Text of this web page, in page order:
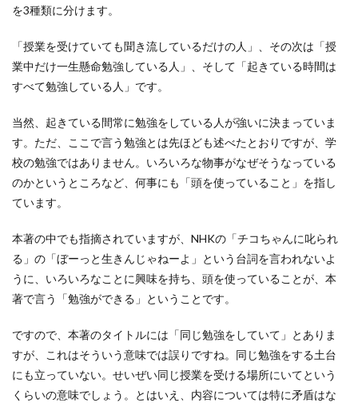
を3種類に分けます。
「授業を受けていても聞き流しているだけの人」、その次は「授
業中だけ一生懸命勉強している人」、そして「起きている時間は
すべて勉強している人」です。
当然、起きている間常に勉強をしている人が強いに決まっていま
す。ただ、ここで言う勉強とは先ほども述べたとおりですが、学
校の勉強ではありません。いろいろな物事がなぜそうなっている
のかというところなど、何事にも「頭を使っていること」を指し
ています。
本著の中でも指摘されていますが、NHKの「チコちゃんに叱られ
る」の「ぼーっと生きんじゃねーよ」という台詞を言われないよ
うに、いろいろなことに興味を持ち、頭を使っていることが、本
著で言う「勉強ができる」ということです。
ですので、本著のタイトルには「同じ勉強をしていて」とありま
すが、これはそういう意味では誤りですね。同じ勉強をする土台
にも立っていない。せいぜい同じ授業を受ける場所にいてという
くらいの意味でしょう。とはいえ、内容については特に矛盾はな